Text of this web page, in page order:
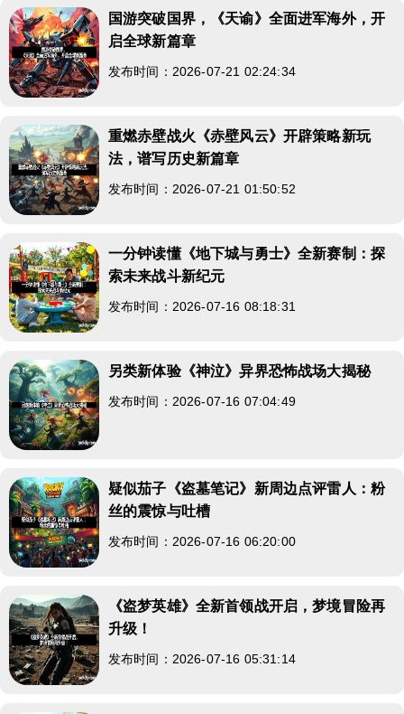
国游突破国界，《天谕》全面进军海外，开
启全球新篇章
发布时间：2026-07-21 02:24:34
重燃赤壁战火《赤壁风云》开辟策略新玩
法，谱写历史新篇章
发布时间：2026-07-21 01:50:52
一分钟读懂《地下城与勇士》全新赛制：探
索未来战斗新纪元
发布时间：2026-07-16 08:18:31
另类新体验《神泣》异界恐怖战场大揭秘
发布时间：2026-07-16 07:04:49
疑似茄子《盗墓笔记》新周边点评雷人：粉
丝的震惊与吐槽
发布时间：2026-07-16 06:20:00
《盗梦英雄》全新首领战开启，梦境冒险再
升级！
发布时间：2026-07-16 05:31:14